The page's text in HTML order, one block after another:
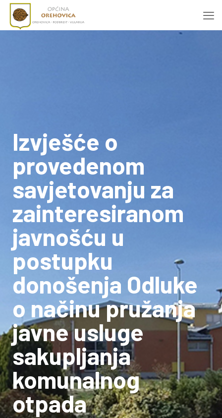
Izvješće o
provedenom
savjetovanju za
zainteresiranom
javnošću u
postupku
donošenja Odluke
o načinu pružanja
javne usluge
sakupljanja
komunalnog
otpada